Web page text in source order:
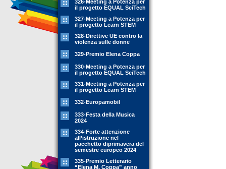
326-Meeting a Potenza per
il progetto EQUAL SciTech
327-Meeting a Potenza per
il progetto Learn STEM
328-Direttive UE contro la
violenza sulle donne
329-Premio Elena Coppa
330-Meeting a Potenza per
il progetto EQUAL SciTech
331-Meeting a Potenza per
il progetto Learn STEM
332-Europamobil
333-Festa della Musica
2024
334-Forte attenzione
all’istruzione nel
pacchetto diprimavera del
semestre europeo 2024
335-Premio Letterario
“Elena M. Coppa” anno